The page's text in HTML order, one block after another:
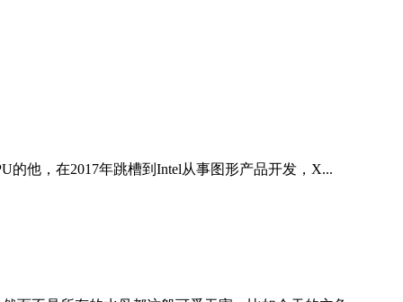
的他，在2017年跳槽到Intel从事图形产品开发，X...